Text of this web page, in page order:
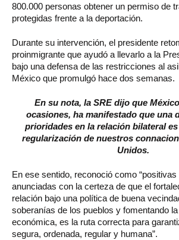
800.000 personas obtener un permiso de
protegidas frente a la deportación.
Durante su intervención, el presidente
proinmigrante que ayudó a llevarlo a la
bajo una defensa de las restricciones al
México que promulgó hace dos semanas.
En su nota, la SRE dijo que
ocasiones, ha manifestado que una
prioridades en la relación bilateral
regularización de nuestros
Unidos.
En ese sentido, reconoció como
anunciadas con la certeza de que el
relación bajo una política de buena
soberanías de los pueblos y fomentando
económica, es la ruta correcta para
segura, ordenada, regular y humana”.